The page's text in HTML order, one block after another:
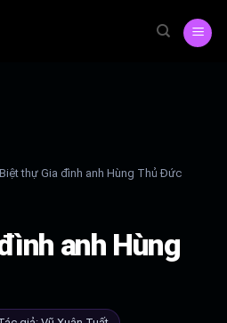
Biệt thự Gia đình anh Hùng Thủ Đức
anh Hùng